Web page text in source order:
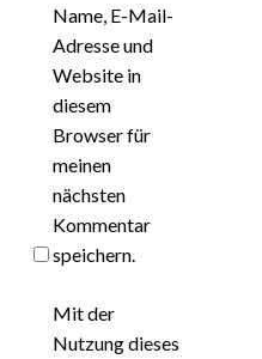
Name, E-Mail-
Adresse und
Website in
diesem
Browser für
meinen
nächsten
Kommentar
speichern.
Mit der
Nutzung dieses